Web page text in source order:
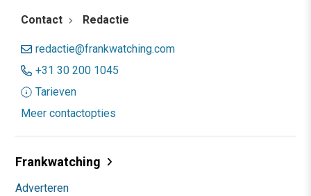
Contact Redactie
redactie@frankwatching.com
+31 30 200 1045
Tarieven
Meer contactopties
Frankwatching
Adverteren